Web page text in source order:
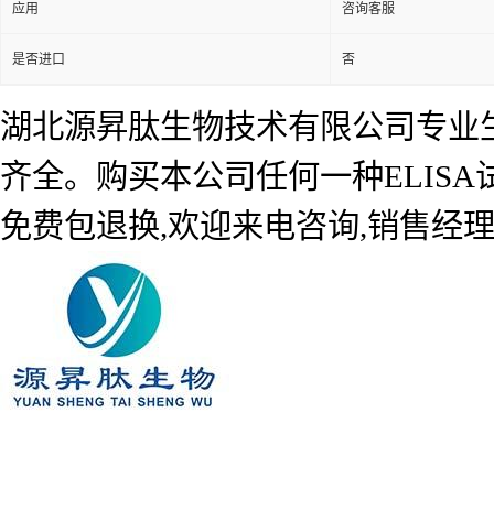
应用 咨询客服
是否进口 否
湖北源昇肽生物技术有限公司专
齐全。购买本公司任何一种ELISA
免费包退换,欢迎来电咨询,销售经